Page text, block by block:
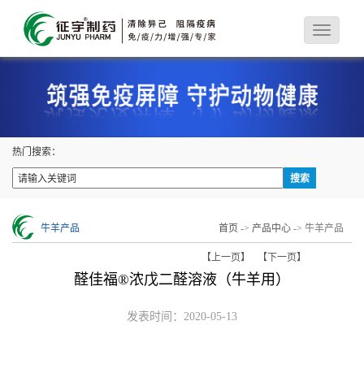
热门搜索：
首页 -> 产品中心 -> 牛羊产品
牛羊产品
【上一页】 【下一页】
醛佳福®浓戊二醛溶液（牛羊用）
发表时间：2020-05-13